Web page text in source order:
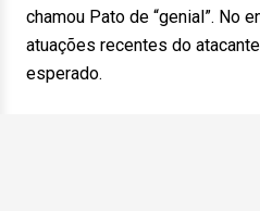
chamou Pato de “genial”. No
atuações recentes do
esperado.